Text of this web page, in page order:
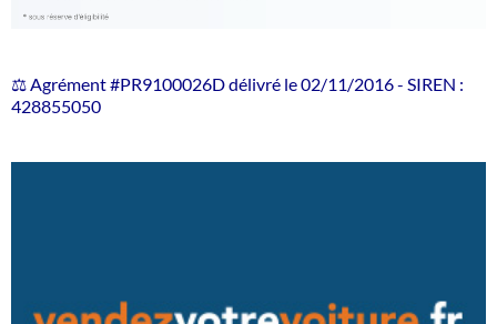
⚖️ Agrément #PR9100026D délivré le 02/11/2016 - SIREN :
428855050